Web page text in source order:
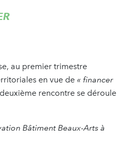
au premier trimestre
en vue de « financer
rencontre se déroule
Bâtiment Beaux-Arts à